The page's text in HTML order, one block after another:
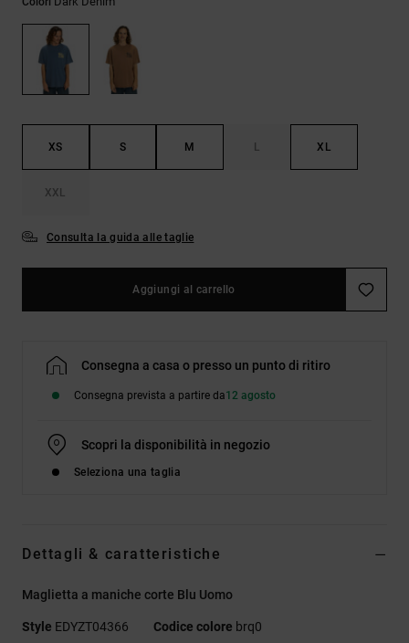
alle
domande
più
accedi al
modulo di
XS S M L XL
XXL
Consulta la guida alle taglie
Aggiungi al carrello
Consegna a casa o presso un punto di ritiro
Consegna prevista a partire da12 agosto
Scopri la disponibilità in negozio
Seleziona una taglia
Dettagli & caratteristiche
Maglietta a maniche corte Blu Uomo
Style EDYZT04366 Codice colore brq0